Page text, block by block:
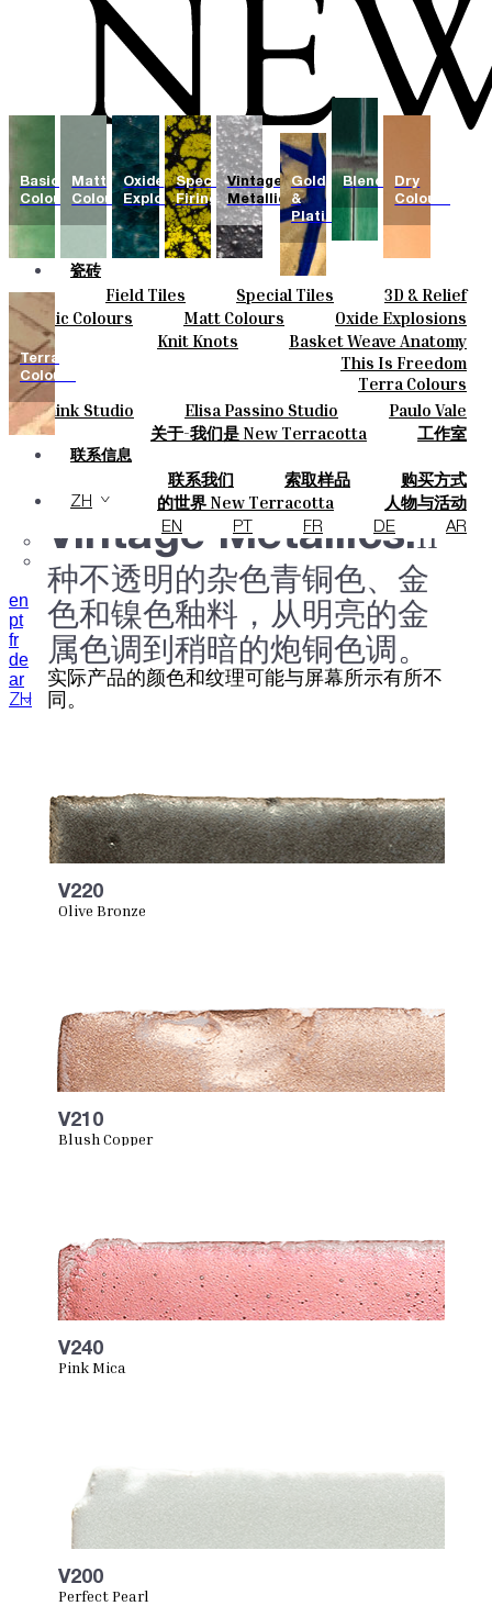
瓷砖
Field Tiles Special Tiles
3D & Relief
Hand Painted
Bold Pattern
Parquet Bisque
Natural Cotto
Smink Studio
Elisa Passino
Paulo Vale
Basic Colours Matt Colours
Oxide Explosions
Special Firing
Vintage Metallics
Dry Colours
Terra Colours
陶瓷
Knit Knots
Basket Weave Anatomy
This Is Freedom
设计师
Smink Studio Elisa Passino Studio Paulo Vale
关于
关于-我们是 New Terracotta 工作室
联系信息
联系我们 索取样品
购买方式
目录和 技术规格
常见问题
的世界 New Terracotta
人物与活动
地方和故事
材料和可持续性 灵感与文化
ZH
EN PT FR DE AR
en
pt
fr
de
ar
ZH
Basic
Colours
Matt
Colours
Oxide
Explosions
Special
Firing
Vintage
Metallics
Gold
&
Platinum
Blends
Dry
Colours
Terra
Colours
Vintage Metallics.11
种不透明的杂色青铜色、金
色和镍色釉料，从明亮的金
属色调到稍暗的炮铜色调。
实际产品的颜色和纹理可能与屏幕所示有所不
同。
V220
Olive Bronze
V210
Blush Copper
V240
Pink Mica
V200
Perfect Pearl